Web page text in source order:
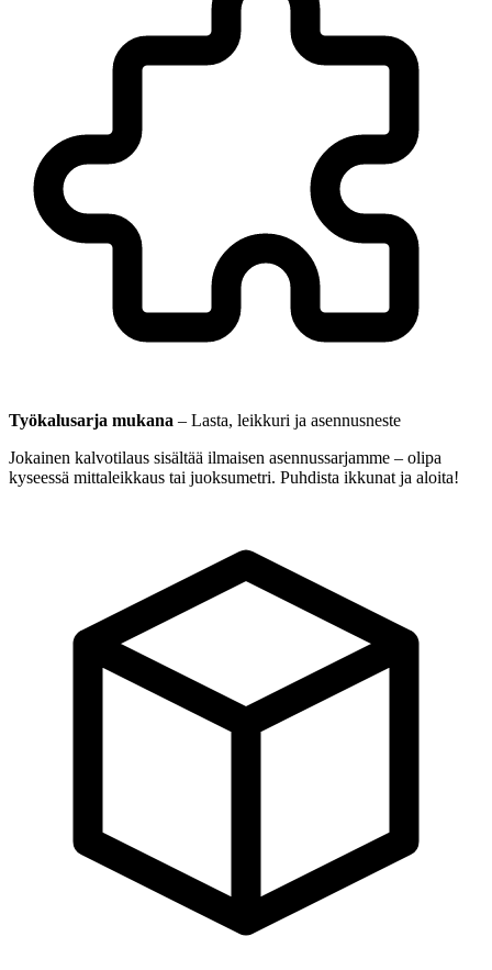
Työkalusarja mukana – Lasta, leikkuri ja asennusneste
Jokainen kalvotilaus sisältää ilmaisen asennussarjamme – olipa
kyseessä mittaleikkaus tai juoksumetri. Puhdista ikkunat ja aloita!